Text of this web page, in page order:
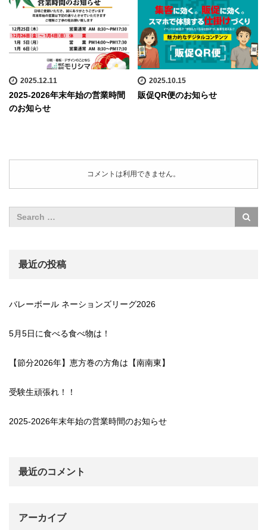
2025.12.11
2025-2026年末年始の営業時間
のお知らせ
2025.10.15
販促QR便のお知らせ
コメントは利用できません。
最近の投稿
バレーボール ネーションズリーグ2026
5月5日に食べる食べ物は！
【節分2026年】恵方巻の方角は【南南東】
受験生頑張れ！！
2025-2026年末年始の営業時間のお知らせ
最近のコメント
アーカイブ